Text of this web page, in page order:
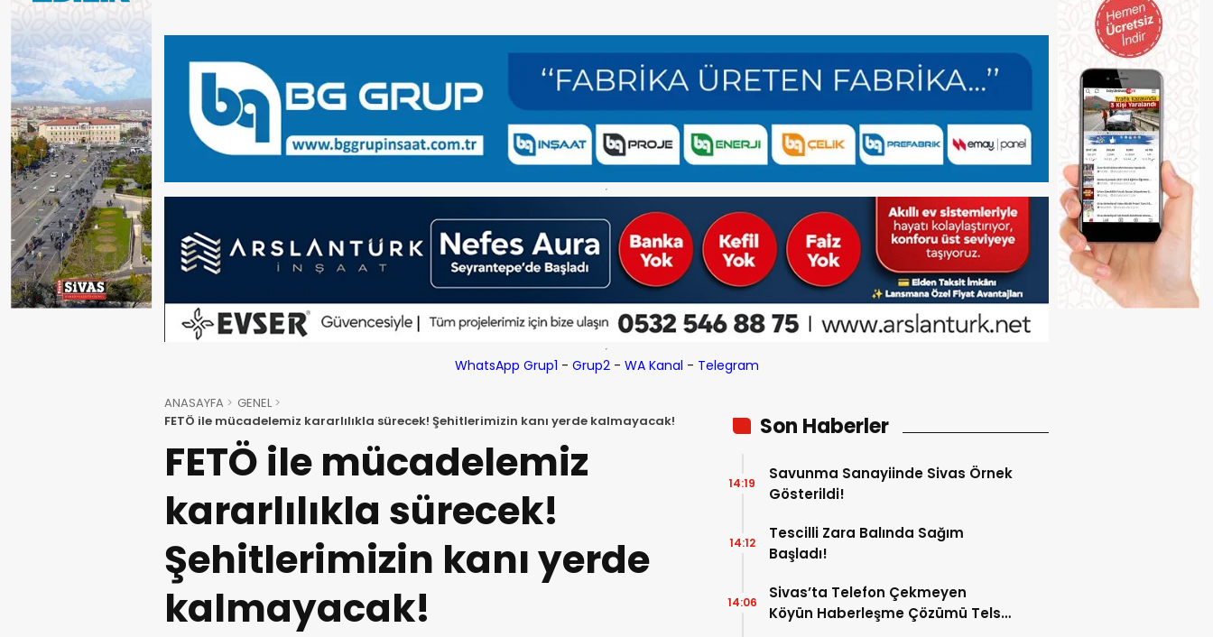
WhatsApp Grup1 - Grup2- WA Kanal - Telegram
ANASAYFA
GENEL
FETÖ ile mücadelemiz kararlılıkla sürecek! Şehitlerimizin kanı yerde kalmayacak!
FETÖ ile mücadelemiz
kararlılıkla sürecek!
Şehitlerimizin kanı yerde
kalmayacak!
Son Haberler
Savunma Sanayiinde Sivas Örnek
Gösterildi!
14:19
Tescilli Zara Balında Sağım
Başladı!
14:12
Sivas’ta Telefon Çekmeyen
Köyün Haberleşme Çözümü Telsiz
14:06